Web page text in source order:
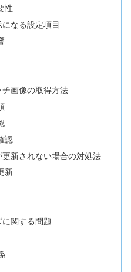
性
なる設定項目
画像の取得方法
認
新されない場合の対処法
新
関する問題